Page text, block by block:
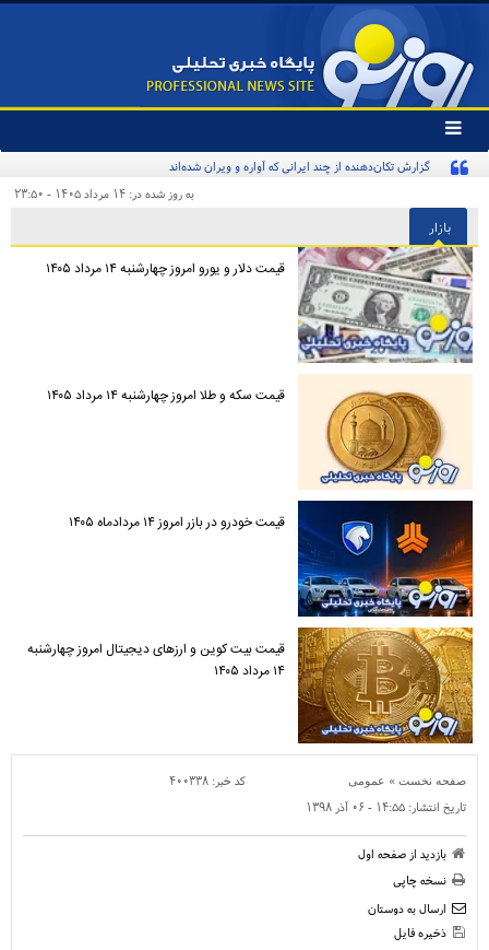
تغییر
وضعیت
منوی
ها
گزارش تکان‌دهنده از چند ایرانی که آواره و ویران شده‌اند
به روز شده در: ۱۴ مرداد ۱۴۰۵ - ۲۳:۵۰
بازار
قیمت دلار و یورو امروز چهارشنبه ۱۴ مرداد ۱۴۰۵
قیمت سکه و طلا امروز چهارشنبه ۱۴ مرداد ۱۴۰۵
قیمت خودرو در بازر امروز ۱۴ مردادماه ۱۴۰۵
قیمت بیت کوین و ارز‌های دیجیتال امروز چهارشنبه
۱۴ مرداد ۱۴۰۵
صفحه نخست » عمومی کد خبر: ۴۰۰۳۳۸
تاریخ انتشار: ۱۴:۵۵ - ۰۶ آذر ۱۳۹۸
بازدید از صفحه اول
نسخه چاپی
ارسال به دوستان
ذخیره فایل